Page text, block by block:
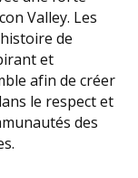
Valley. Les
de
et
afin de créer
le respect et
des